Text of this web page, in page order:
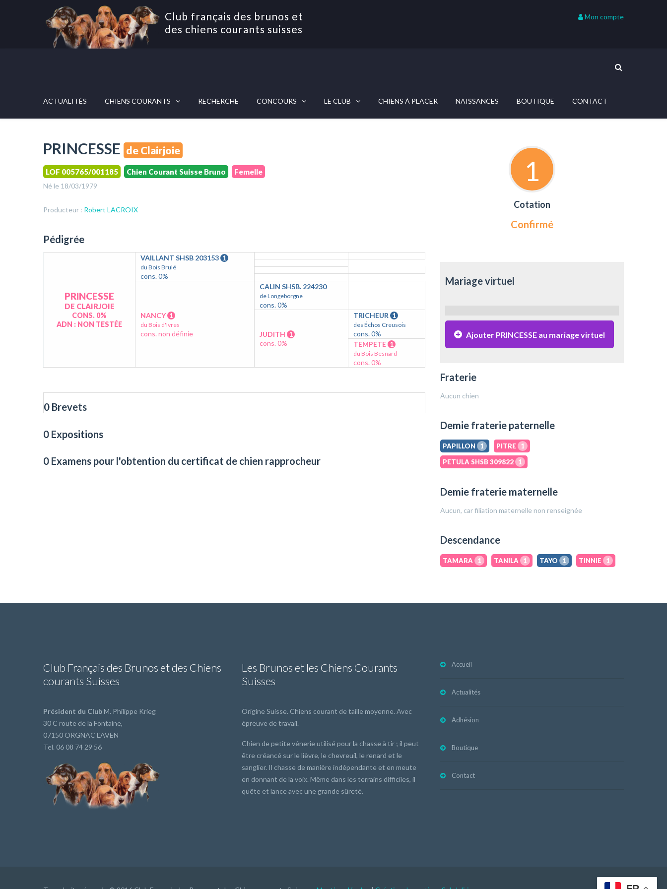
Club français des brunos et
des chiens courants suisses
Mon compte
ACTUALITÉS CHIENS COURANTS RECHERCHE CONCOURS LE CLUB CHIENS À PLACER NAISSANCES BOUTIQUE CONTACT
PRINCESSE de Clairjoie
LOF 005765/001185 Chien Courant Suisse Bruno Femelle
Né le 18/03/1979
Producteur : Robert LACROIX
Pédigrée
PRINCESSE
DE CLAIRJOIE
CONS. 0%
ADN : NON TESTÉE
VAILLANT SHSB 203153 1
du Bois Brulé
cons. 0%
NANCY 1
du Bois d'Ivres
cons. non définie
CALIN SHSB. 224230
de Longeborgne
cons. 0%
JUDITH 1
cons. 0%
TRICHEUR 1
des Échos Creusois
cons. 0%
TEMPETE 1
du Bois Besnard
cons. 0%
0 Brevets
0 Expositions
0 Examens pour l'obtention du certificat de chien rapprocheur
1
Cotation
Confirmé
Mariage virtuel
Ajouter PRINCESSE au mariage virtuel
Fraterie
Aucun chien
Demie fraterie paternelle
PAPILLON 1 PITRE
1
PETULA SHSB 309822
1
Demie fraterie maternelle
Aucun, car filiation maternelle non renseignée
Descendance
TAMARA 1 TANILA 1 TAYO 1 TINNIE 1
Club Français des Brunos et des Chiens
courants Suisses
Président du ClubM. Philippe Krieg
30 C route de la Fontaine,
07150 ORGNAC L'AVEN
Tel. 06 08 74 29 56
Les Brunos et les Chiens Courants
Suisses
Origine Suisse. Chiens courant de taille moyenne. Avec
épreuve de travail.
Chien de petite vénerie utilisé pour la chasse à tir ; il peut
être créancé sur le lièvre, le chevreuil, le renard et le
sanglier. Il chasse de manière indépendante et en meute
en donnant de la voix. Même dans les terrains difficiles, il
quête et lance avec une grande sûreté.
Accueil
Actualités
Adhésion
Boutique
Contact